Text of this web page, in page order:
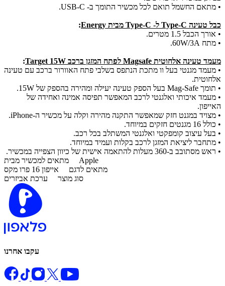
• מתאם החשמל תואם לכל מכשיר התומך ב- USB-C.
כבל טעינה Type-C ל- Type-C מבית Energy
:
• אורך הכבל 1.5 מטרים.
• מתח 60W/3A.
מעמד טעינה אלחוטית Magsafe לפתח המזגן ברכב Target 15W
:
• מעמד מגנטי בעל וו מתכת הנתפס בשלבי פתח האוורור ברכב עם טעינה
אלחוטית.
• תומך Mag-Safe בעל הספק טעינה יעילה ומהירה בהספק של 15W.
• מעמד איכותי ואלגנטי לרכב המאפשר תפיסה אמינה ואחידה של
האייפון.
• מצויד במגנט חזק שמאפשר התקנה מהירה וקלה על מכשיר ה-iPhone.
• כולל 16 מגנטים חזקים במיוחד.
• בעל עיצוב קומפקטי ואלגנטי המשתלב בכל רכב.
• מתחבר ליציאת המזגן לרכב בקלות ועמיד במיוחד.
• ראש מסתובב ב-360 מעלות להתאמה אישית של כיוון הצפייה במכשיר.
מתאים למכשיר מבית Apple
מתאים לדגם אייפון 16 פרו מקס
סוג מוצר ערכת אביזרים
עקבו אחרנו